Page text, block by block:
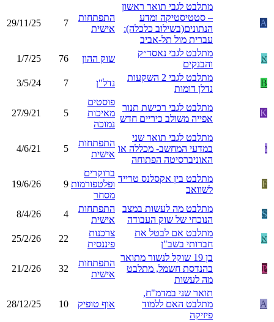
A
מתלבט לגבי תואר ראשון
– סטטיסטיקה ומדע
הנתונים(בשילוב כלכלה):
עברית מול תל-אביב
התפתחות
אישית
7
29/11/25
א
מתלבט לגבי נאסד״ק
והבנקים
שוק ההון 76
1/7/25
B
מתלבט לגבי 2 השקעות
נדלן דומות
נדל"ן 7
3/5/24
K
מתלבט לגבי רכישת תנור
אפייה משולב כיריים חדש
פוסטים
מאיכות
נמוכה
5
27/9/21
י
מתלבט לגבי תואר שני
במדעי המחשב- מכללה או
האוניברסיטה הפתוחה
התפתחות
אישית
5
4/6/21
F
מתלבט בין אקסלנס טרייד
לשוואב
ברוקרים
ופלטפורמות
מסחר
9
19/6/26
S
מתלבט מה לעשות במצב
הנוכחי של שוק העבודה
התפתחות
אישית
4
8/4/26
א
מתלבט אם לבטל את
חברותי בשב"ן
צרכנות
פיננסית
22
25/2/26
P
בן 19 שוקל לנשור מתואר
בהנדסת חשמל, מתלבט
מה לעשות
התפתחות
אישית
32
21/2/26
A
תואר שני במדמ"ח,
מתלבט האם ללמוד
פיזיקה
אוף טופיק 10
28/12/25